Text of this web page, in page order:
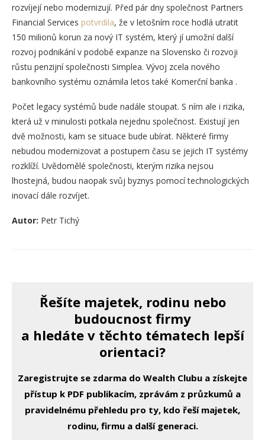
rozvíjejí nebo modernizují. Před pár dny společnost Partners
Financial Services potvrdila, že v letošním roce hodlá utratit
150 milionů korun za nový IT systém, který jí umožní další
rozvoj podnikání v podobě expanze na Slovensko či rozvoji
růstu penzijní společnosti Simplea. Vývoj zcela nového
bankovního systému oznámila letos také Komerční banka .
Počet legacy systémů bude nadále stoupat. S ním ale i rizika,
která už v minulosti potkala nejednu společnost. Existují jen
dvě možnosti, kam se situace bude ubírat. Některé firmy
nebudou modernizovat a postupem času se jejich IT systémy
rozklíží. Uvědomělé společnosti, kterým rizika nejsou
lhostejná, budou naopak svůj byznys pomocí technologických
inovací dále rozvíjet.
Autor: Petr Tichý
Řešíte majetek, rodinu nebo
budoucnost firmy
a hledáte v těchto tématech lepší
orientaci?
Zaregistrujte se zdarma do Wealth Clubu a získejte
přístup k PDF publikacím, zprávám z průzkumů a
pravidelnému přehledu pro ty, kdo řeší majetek,
rodinu, firmu a další generaci.